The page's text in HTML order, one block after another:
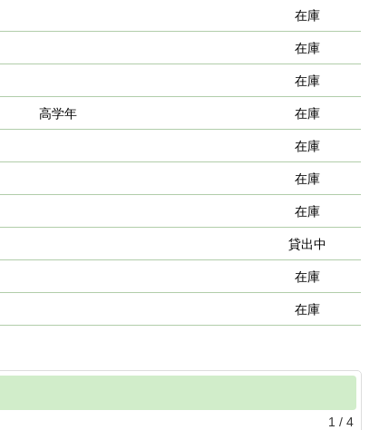
在庫
在庫
在庫
高学年 在庫
在庫
在庫
在庫
貸出中
在庫
在庫
1 / 4